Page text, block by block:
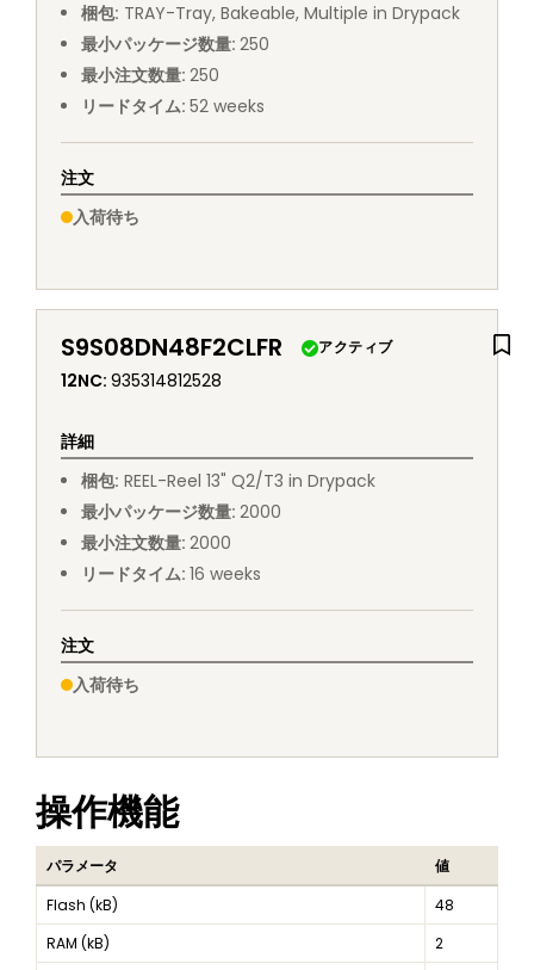
梱包: TRAY-Tray, Bakeable, Multiple in Drypack
最小パッケージ数量: 250
最小注文数量: 250
リードタイム: 52 weeks
注文
入荷待ち
S9S08DN48F2CLFR アクティブ
12NC: 935314812528
詳細
梱包: REEL-Reel 13" Q2/T3 in Drypack
最小パッケージ数量: 2000
最小注文数量: 2000
リードタイム: 16 weeks
注文
入荷待ち
操作機能
パラメータ
値
Flash (kB)
48
RAM (kB)
2